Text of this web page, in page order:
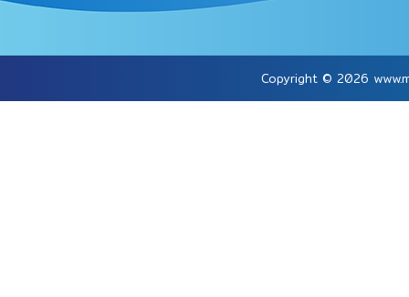
Copyright © 2026